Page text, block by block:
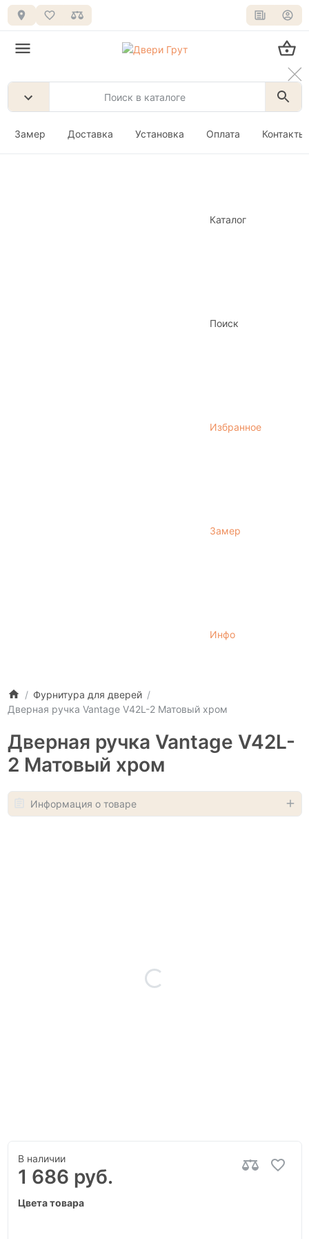
Замер Доставка Установка Оплата Контакты
Каталог
Поиск
Избранное
Замер
Инфо
Фурнитура для дверей
Дверная ручка Vantage V42L-2 Матовый хром
Дверная ручка Vantage V42L-
2 Матовый хром
Информация о товаре
В наличии
1 686 руб.
Цвета товара